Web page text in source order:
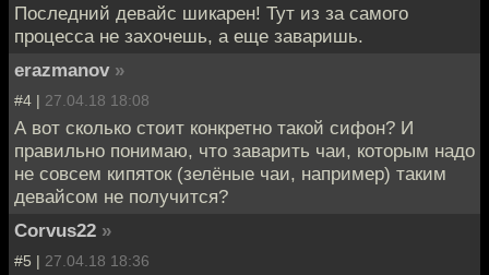
Последний девайс шикарен! Тут из за самого
процесса не захочешь, а еще заваришь.
erazmanov »
#4 | 27.04.18 18:08
А вот сколько стоит конкретно такой сифон? И
правильно понимаю, что заварить чаи, которым надо
не совсем кипяток (зелёные чаи, например) таким
девайсом не получится?
Corvus22 »
#5 | 27.04.18 18:36